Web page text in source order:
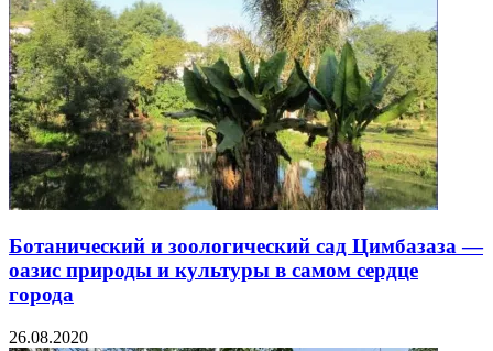
Ботанический и зоологический сад Цимбазаза —
оазис природы и культуры в самом сердце
города
26.08.2020